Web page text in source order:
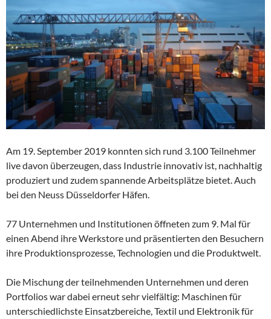
Am 19. September 2019 konnten sich rund 3.100 Teilnehmer
live davon überzeugen, dass Industrie innovativ ist, nachhaltig
produziert und zudem spannende Arbeitsplätze bietet. Auch
bei den Neuss Düsseldorfer Häfen.
77 Unternehmen und Institutionen öffneten zum 9. Mal für
einen Abend ihre Werkstore und präsentierten den Besuchern
ihre Produktionsprozesse, Technologien und die Produktwelt.
Die Mischung der teilnehmenden Unternehmen und deren
Portfolios war dabei erneut sehr vielfältig: Maschinen für
unterschiedlichste Einsatzbereiche, Textil und Elektronik für